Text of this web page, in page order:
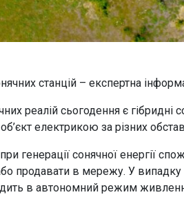
станцій – експертна
реалій сьогодення є гібридні
електрикою за різних
генерації сонячної енергії
продавати в мережу. У випадку
в автономний режим